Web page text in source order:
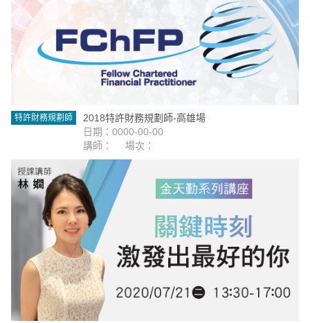
特許財務規劃師
2018特許財務規劃師-高雄場
日期：0000-00-00
講師：
場次：